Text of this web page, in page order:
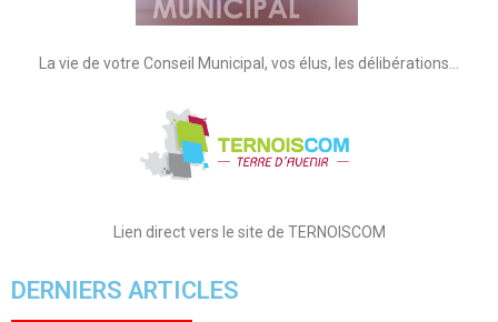
La vie de votre Conseil Municipal, vos élus, les délibérations…
Lien direct vers le site de TERNOISCOM
DERNIERS ARTICLES